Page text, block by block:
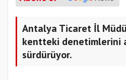
Antalya Ticaret İl
kentteki denetimlerini
sürdürüyor.